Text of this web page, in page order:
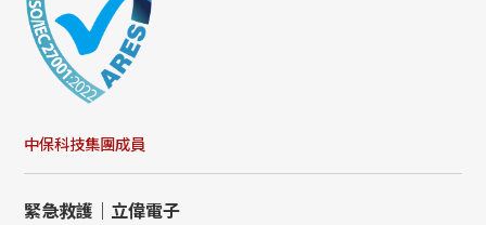
中保科技集團成員
緊急救護｜立偉電子